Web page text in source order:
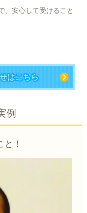
、安心して受けること
はこちら
例
！